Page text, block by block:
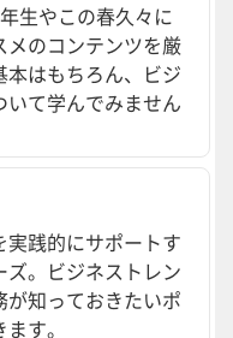
生やこの春久々に
のコンテンツを厳
はもちろん、ビジ
て学んでみません
践的にサポートす
。ビジネストレン
が知っておきたいポ
す。